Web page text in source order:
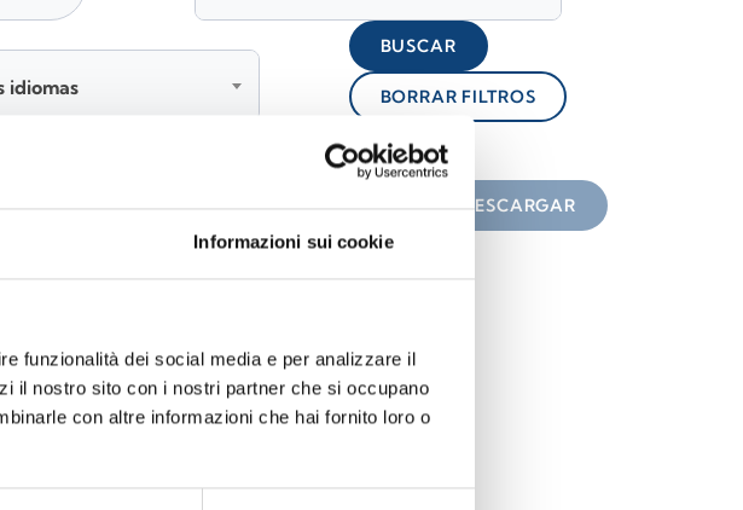
Informazioni sui cookie
funzionalità dei social media e per analizzare il
il nostro sito con i nostri partner che si occupano
con altre informazioni che hai fornito loro o
DESCARGAR
idiomas
BUSCAR
BORRAR FILTROS